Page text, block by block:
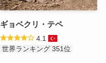
ギョベクリ・テペ
4.1
世界ランキング 351位